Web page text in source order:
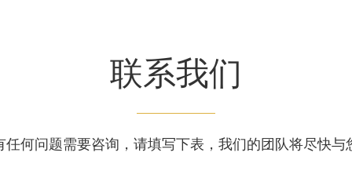
联系我们
任何问题需要咨询，请填写下表，我们的团队将尽快与